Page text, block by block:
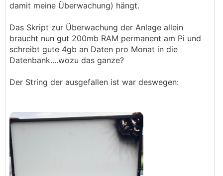
damit meine Überwachung) hängt.
Das Skript zur Überwachung der Anlage allein
braucht nun gut 200mb RAM permanent am Pi und
schreibt gute 4gb an Daten pro Monat in die
Datenbank....wozu das ganze?
Der String der ausgefallen ist war deswegen: